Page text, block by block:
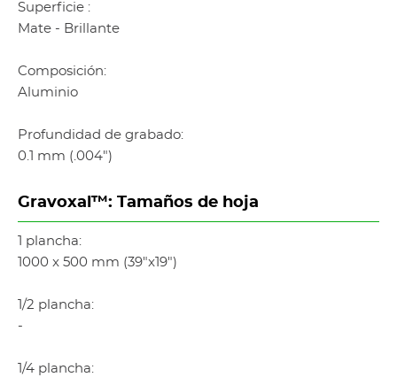
Superficie :
Mate - Brillante
Composición:
Aluminio
Profundidad de grabado:
0.1 mm (.004")
Gravoxal™: Tamaños de hoja
1 plancha:
1000 x 500 mm (39"x19")
1/2 plancha:
-
1/4 plancha: